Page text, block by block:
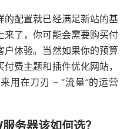
的配置就已经满足新站的基
来了，你可能会需要购买付
户体验。当然如果你的预算
费主题和插件优化网站，
用在刀刃 – “流量”的运营